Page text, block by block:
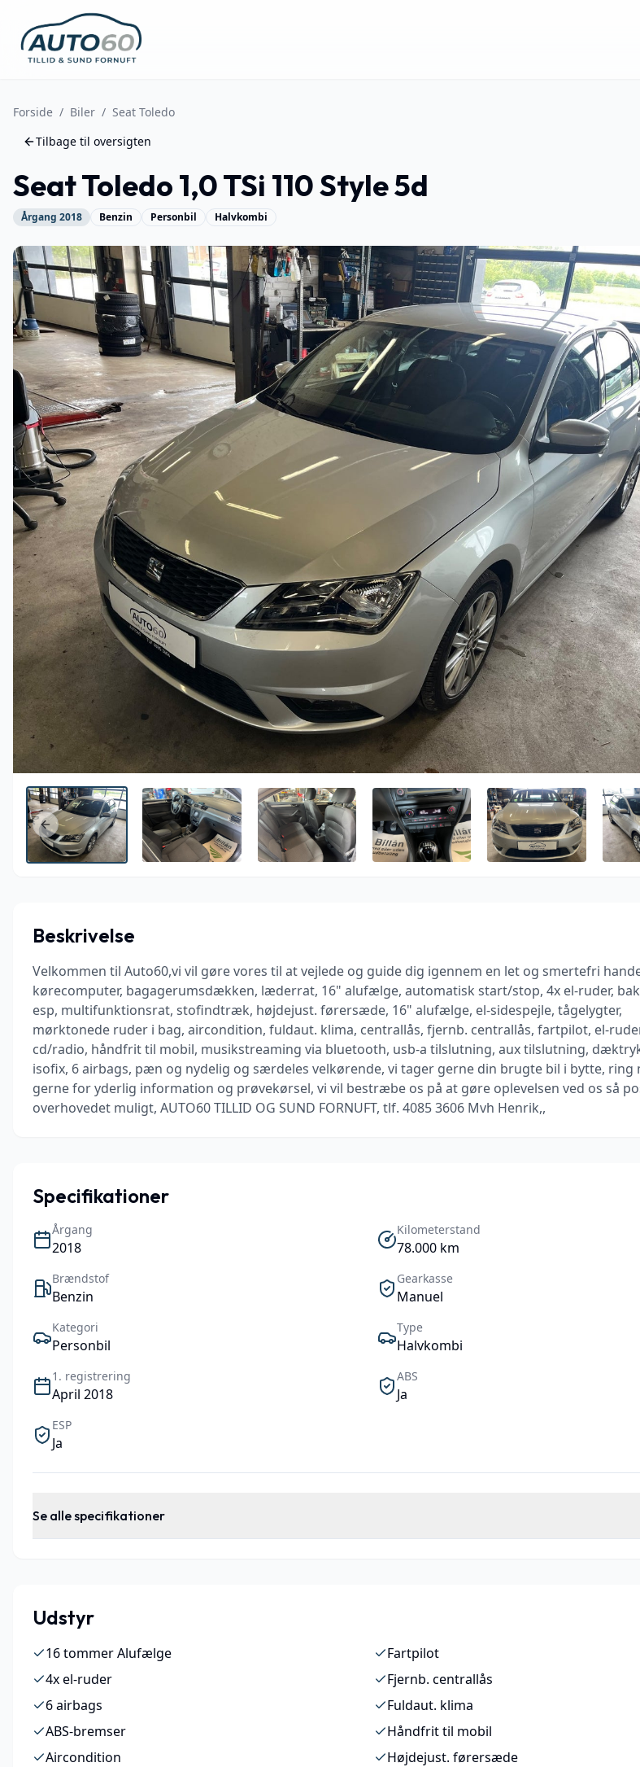
Forside / Biler / Seat Toledo
Tilbage til oversigten
SeatToledo 1,0 TSi 110 Style 5d
Årgang 2018 Benzin Personbil Halvkombi
Previous slide
Beskrivelse
Velkommen til Auto60,vi vil gøre vores til at vejlede og guide dig igennem en let og smertefri
kørecomputer, bagagerumsdækken, læderrat, 16" alufælge, automatisk start/stop, 4x el-ruder,
esp, multifunktionsrat, stofindtræk, højdejust. førersæde, 16" alufælge, el-sidespejle, tågelygter,
mørktonede ruder i bag, aircondition, fuldaut. klima, centrallås, fjernb. centrallås, fartpilot, el-
cd/radio, håndfrit til mobil, musikstreaming via bluetooth, usb-a tilslutning, aux tilslutning,
isofix, 6 airbags, pæn og nydelig og særdeles velkørende, vi tager gerne din brugte bil i bytte, ring
gerne for yderlig information og prøvekørsel, vi vil bestræbe os på at gøre oplevelsen ved os så
overhovedet muligt, AUTO60 TILLID OG SUND FORNUFT, tlf. 4085 3606 Mvh Henrik,,
Specifikationer
Årgang
2018
Kilometerstand
78.000 km
Brændstof
Benzin
Gearkasse
Manuel
Kategori
Personbil
Type
Halvkombi
1. registrering
April 2018
ABS
Ja
ESP
Ja
Se alle specifikationer
Udstyr
16 tommer Alufælge
Fartpilot
4x el-ruder
Fjernb. centrallås
6 airbags
Fuldaut. klima
ABS-bremser
Håndfrit til mobil
Aircondition
Højdejust. førersæde